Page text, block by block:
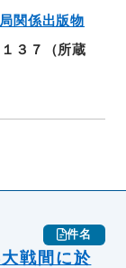
関係出版物
３７（所蔵
件名
戦間に於